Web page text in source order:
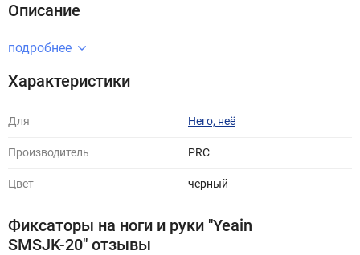
Описание
подробнее
Характеристики
Для Него, неё
Производитель PRC
Цвет черный
Фиксаторы на ноги и руки "Yeain
SMSJK-20" отзывы